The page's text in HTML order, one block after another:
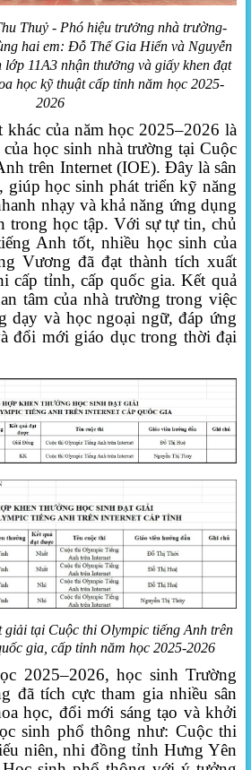
Thuỷ - Phó hiệu trưởng nhà trường-
hai em: Đỗ Thế Gia Hiển và Nguyễn
11A3 nhận thưởng và giấy khen đạt
học kỹ thuật cấp tỉnh năm học 2025-
2026
khác của năm học 2025–2026 là
học sinh nhà trường tại Cuộc
trên Internet (IOE). Đây là sân
giúp học sinh phát triển kỹ năng
nhạy và khả năng ứng dụng
trong học tập. Với sự tự tin, chủ
Anh tốt, nhiều học sinh của
Vương đã đạt thành tích xuất
cấp tỉnh, cấp quốc gia. Kết quả
tâm của nhà trường trong việc
dạy và học ngoại ngữ, đáp ứng
đổi mới giáo dục trong thời đại
giải tại Cuộc thi Olympic tiếng Anh trên
gia, cấp tỉnh năm học 2025-2026
2025–2026, học sinh Trường
đã tích cực tham gia nhiều sân
học, đổi mới sáng tạo và khởi
sinh phổ thông như: Cuộc thi
niên, nhi đồng tỉnh Hưng Yên